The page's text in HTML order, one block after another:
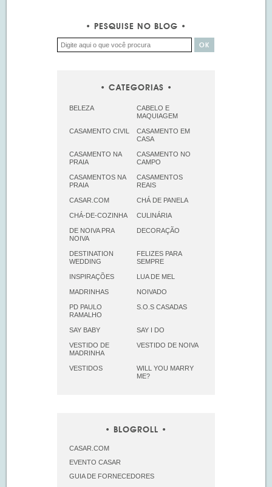
PESQUISE NO BLOG
CATEGORIAS
BELEZA
CABELO E
MAQUIAGEM
CASAMENTO CIVIL
CASAMENTO EM
CASA
CASAMENTO NA
PRAIA
CASAMENTO NO
CAMPO
CASAMENTOS NA
PRAIA
CASAMENTOS
REAIS
CASAR.COM CHÁ DE PANELA
CHÁ-DE-COZINHA CULINÁRIA
DE NOIVA PRA
NOIVA
DECORAÇÃO
DESTINATION
WEDDING
FELIZES PARA
SEMPRE
INSPIRAÇÕES LUA DE MEL
MADRINHAS NOIVADO
PD PAULO
RAMALHO
S.O.S CASADAS
SAY BABY SAY I DO
VESTIDO DE
MADRINHA
VESTIDO DE NOIVA
VESTIDOS
WILL YOU MARRY
ME?
BLOGROLL
CASAR.COM
EVENTO CASAR
GUIA DE FORNECEDORES